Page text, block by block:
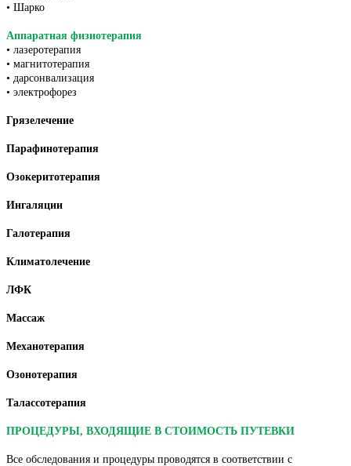
• Шарко
Аппаратная физиотерапия
• лазеротерапия
• магнитотерапия
• дарсонвализация
• электрофорез
Грязелечение
Парафинотерапия
Озокеритотерапия
Ингаляции
Галотерапия
Климатолечение
ЛФК
Массаж
Механотерапия
Озонотерапия
Талассотерапия
ПРОЦЕДУРЫ, ВХОДЯЩИЕ В СТОИМОСТЬ ПУТЕВКИ
Все обследования и процедуры проводятся в соответствии с